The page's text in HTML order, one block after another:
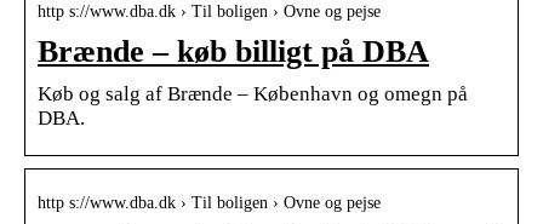
http s://www.dba.dk › Til boligen › Ovne og pejse
Brænde – køb billigt på DBA
Køb og salg af Brænde – København og omegn på
DBA.
http s://www.dba.dk › Til boligen › Ovne og pejse